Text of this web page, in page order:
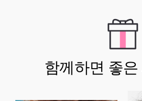
함께하면 좋은